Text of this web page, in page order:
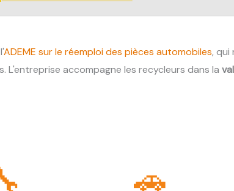
ADEME sur le réemploi des pièces automobiles, qui
accompagne les recycleurs dans la
🚗